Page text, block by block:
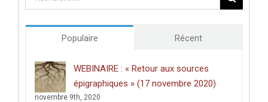
«
Hunt
Metalworkers
and
the
Later
atlas »
2021)
Populaire Récent
WEBINAIRE : « Retour aux sources
épigraphiques » (17 novembre 2020)
novembre 9th, 2020